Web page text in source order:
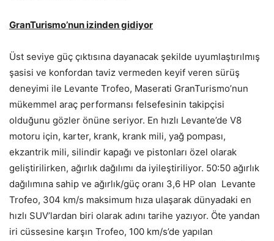
GranTurismo’nun izinden gidiyor
Üst seviye güç çıktısına dayanacak şekilde uyumlaştırılmış
şasisi ve konfordan taviz vermeden keyif veren sürüş
deneyimi ile Levante Trofeo, Maserati GranTurismo’nun
mükemmel araç performansı felsefesinin takipçisi
olduğunu gözler önüne seriyor. En hızlı Levante’de V8
motoru için, karter, krank, krank mili, yağ pompası,
ekzantrik mili, silindir kapağı ve pistonları özel olarak
geliştirilirken, ağırlık dağılımı da iyileştiriliyor. 50:50 ağırlık
dağılımına sahip ve ağırlık/güç oranı 3,6 HP olan Levante
Trofeo, 304 km/s maksimum hıza ulaşarak dünyadaki en
hızlı SUV’lardan biri olarak adını tarihe yazıyor. Öte yandan
iri cüssesine karşın Trofeo, 100 km/s’de yapılan